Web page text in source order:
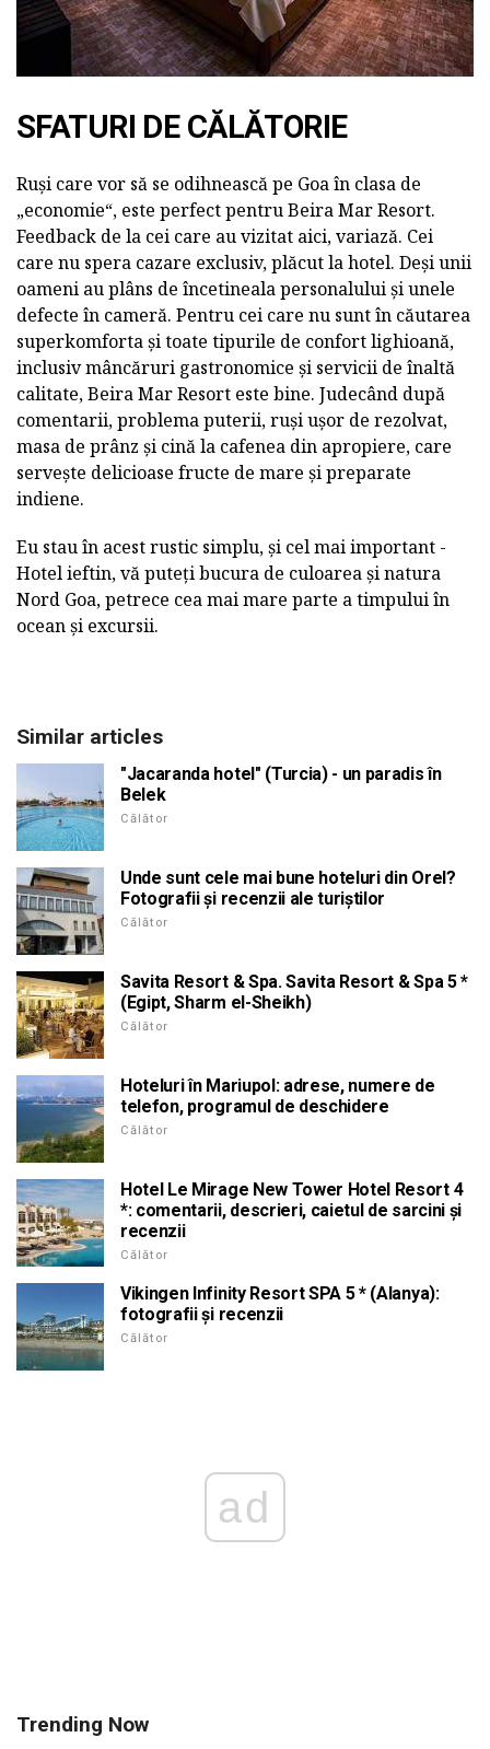
SFATURI DE CĂLĂTORIE
Ruși care vor să se odihnească pe Goa în clasa de
„economie“, este perfect pentru Beira Mar Resort.
Feedback de la cei care au vizitat aici, variază. Cei
care nu spera cazare exclusiv, plăcut la hotel. Deși unii
oameni au plâns de încetineala personalului și unele
defecte în cameră. Pentru cei care nu sunt în căutarea
superkomforta și toate tipurile de confort lighioană,
inclusiv mâncăruri gastronomice și servicii de înaltă
calitate, Beira Mar Resort este bine. Judecând după
comentarii, problema puterii, ruși ușor de rezolvat,
masa de prânz și cină la cafenea din apropiere, care
servește delicioase fructe de mare și preparate
indiene.
Eu stau în acest rustic simplu, și cel mai important -
Hotel ieftin, vă puteți bucura de culoarea și natura
Nord Goa, petrece cea mai mare parte a timpului în
ocean și excursii.
Similar articles
"Jacaranda hotel" (Turcia) - un paradis în
Belek
Călător
Unde sunt cele mai bune hoteluri din Orel?
Fotografii și recenzii ale turiștilor
Călător
Savita Resort & Spa. Savita Resort & Spa 5 *
(Egipt, Sharm el-Sheikh)
Călător
Hoteluri în Mariupol: adrese, numere de
telefon, programul de deschidere
Călător
Hotel Le Mirage New Tower Hotel Resort 4
*: comentarii, descrieri, caietul de sarcini și
recenzii
Călător
Vikingen Infinity Resort SPA 5 * (Alanya):
fotografii și recenzii
Călător
ad
Trending Now